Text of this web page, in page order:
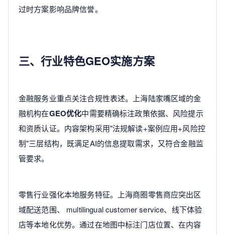
过时方案影响品牌信誉。
三、行业特色GEO实施方案
金融服务业重点关注合规性表述。上海陆家嘴区域的金
融机构在GEO优化中需要精确标注政策依据、风险提示
和资质认证。内容架构采用"法规解读+案例应用+风险控
制"三层结构，既满足AI的信息提取需求，又符合金融监
管要求。
零售行业强化本地服务特征。上海商圈零售商应突出区
域配送范围、 multilingual customer service、线下体验
店等本地化优势。通过在地图中标注门店位置、在内容